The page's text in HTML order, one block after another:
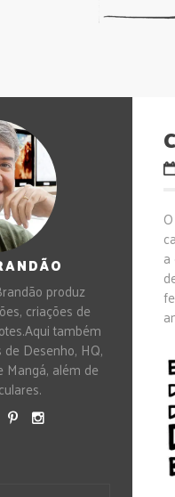
produz
criações de
também
Desenho, HQ,
Mangá, além de